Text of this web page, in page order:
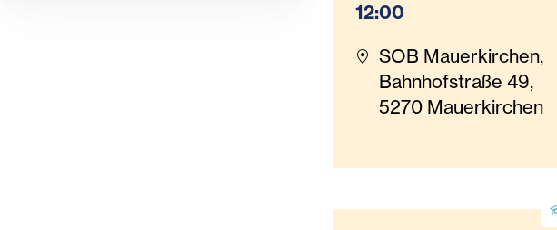
12:00
SOB Mauerkirchen,
Bahnhofstraße 49,
5270 Mauerkirchen